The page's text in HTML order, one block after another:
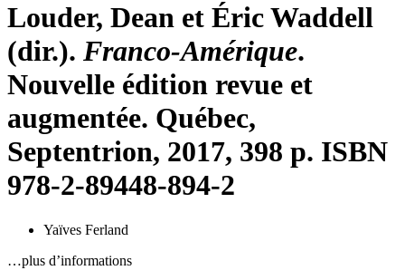
Louder, Dean et ÉricWaddell
(dir.). Franco-Amérique.
Nouvelle édition revue et
augmentée. Québec,
Septentrion, 2017, 398 p. ISBN
978-2-89448-894-2
Yaïves Ferland
…plus d’informations